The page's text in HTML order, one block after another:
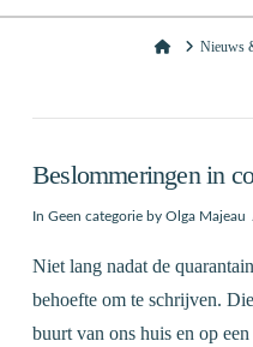
HomeNieuws
Beslommeringen in
In Geen categorieby Olga Majeau
Niet lang nadat de
behoefte om te schrijven.
buurt van ons huis en op